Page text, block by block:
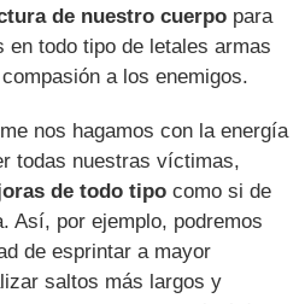
de nuestro cuerpo para
todo tipo de letales armas
a los enemigos.
nos hagamos con la energía
todas nuestras víctimas,
de todo tipo como si de
Así, por ejemplo, podremos
de esprintar a mayor
saltos más largos y